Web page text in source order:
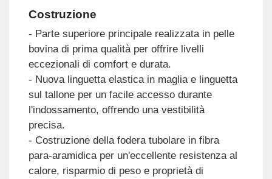
Costruzione
- Parte superiore principale realizzata in pelle
bovina di prima qualità per offrire livelli
eccezionali di comfort e durata.
- Nuova linguetta elastica in maglia e linguetta
sul tallone per un facile accesso durante
l'indossamento, offrendo una vestibilità
precisa.
- Costruzione della fodera tubolare in fibra
para-aramidica per un'eccellente resistenza al
calore, risparmio di peso e proprietà di